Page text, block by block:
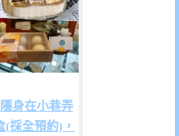
身在小巷弄
採全預約)，